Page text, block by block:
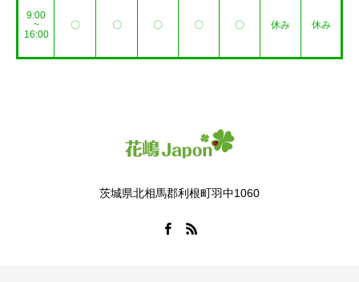
9:00
~
16:00
〇 〇 〇 〇 〇 休み 休み
茨城県北相馬郡利根町羽中1060